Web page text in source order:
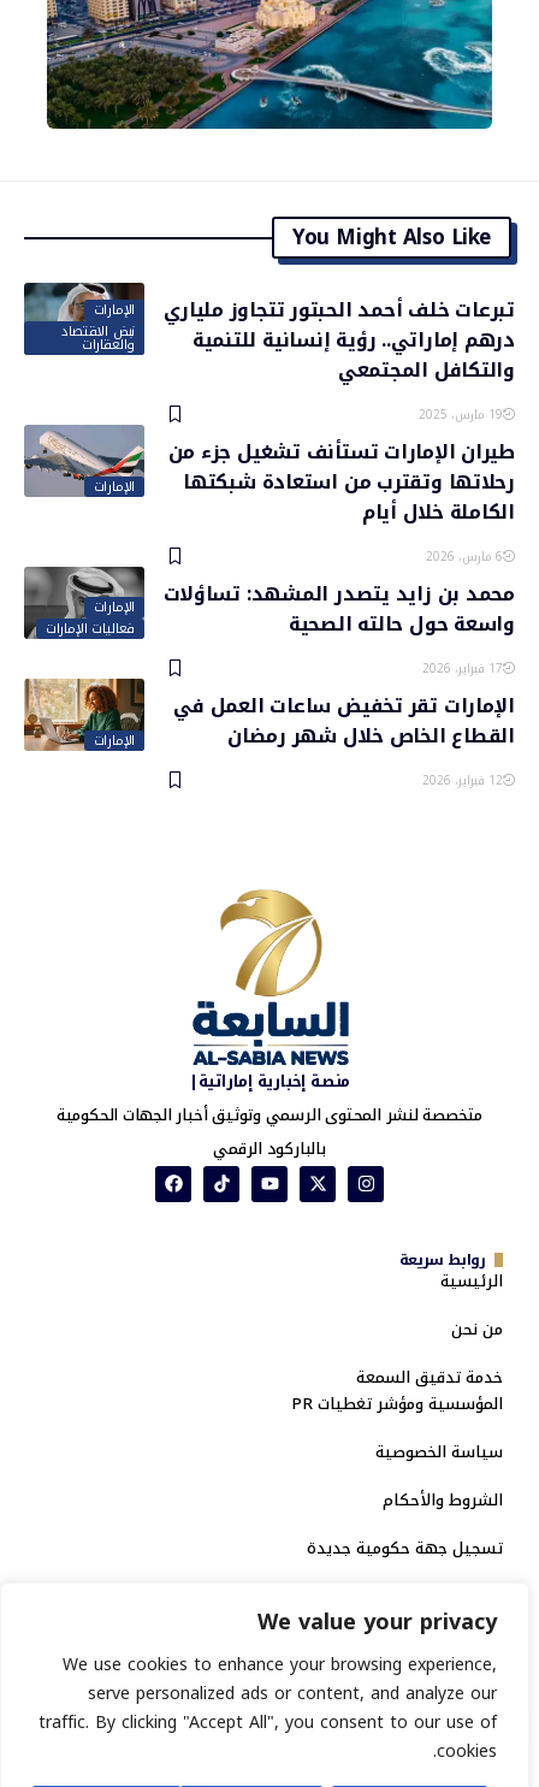
We value your privacy
We use cookies to enhance your browsing experience,
serve personalized ads or content, and analyze our
traffic. By clicking "Accept All", you consent to our use of
cookies.
You Might Also Like
الإمارات
نبض الاقتصاد
والعقارات
تبرعات خلف أحمد الحبتور تتجاوز ملياري
درهم إماراتي.. رؤية إنسانية للتنمية
والتكافل المجتمعي
19 مارس، 2025
الإمارات
طيران الإمارات تستأنف تشغيل جزء من
رحلاتها وتقترب من استعادة شبكتها
الكاملة خلال أيام
6 مارس، 2026
الإمارات
فعاليات الإمارات
محمد بن زايد يتصدر المشهد: تساؤلات
واسعة حول حالته الصحية
17 فبراير، 2026
الإمارات
الإمارات تقر تخفيض ساعات العمل في
القطاع الخاص خلال شهر رمضان
12 فبراير، 2026
منصة إخبارية إماراتية|
متخصصة لنشر المحتوى الرسمي وتوثيق أخبار الجهات الحكومية
بالباركود الرقمي
روابط سريعة
الرئيسية
من نحن
خدمة تدقيق السمعة
المؤسسية ومؤشر تغطيات PR
سياسة الخصوصية
الشروط والأحكام
تسجيل جهة حكومية جديدة
الاعتماد الرسمي
منصة إخبارية مرخصة
انشر خبرك